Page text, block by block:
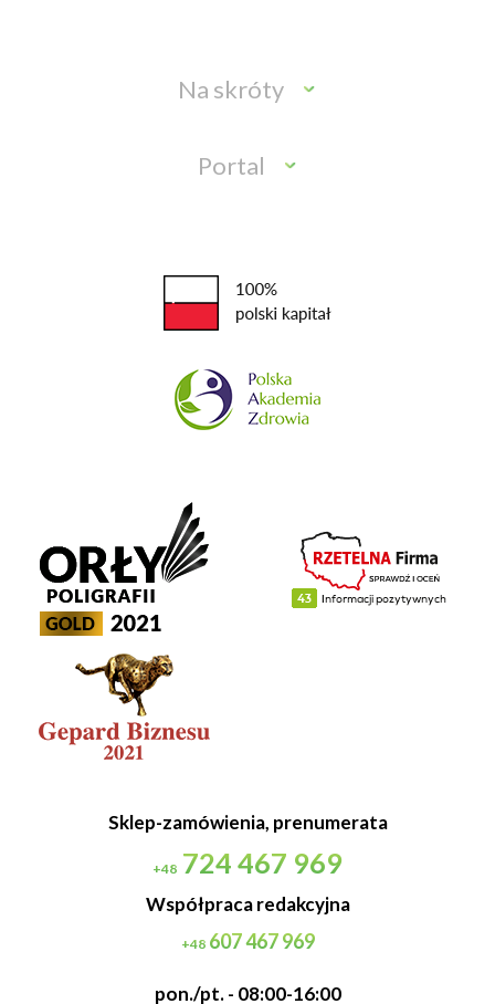
Na skróty
Portal
Sklep-zamówienia, prenumerata
+48 724 467 969
Współpraca redakcyjna
+48607 467 969
pon./pt. - 08:00-16:00